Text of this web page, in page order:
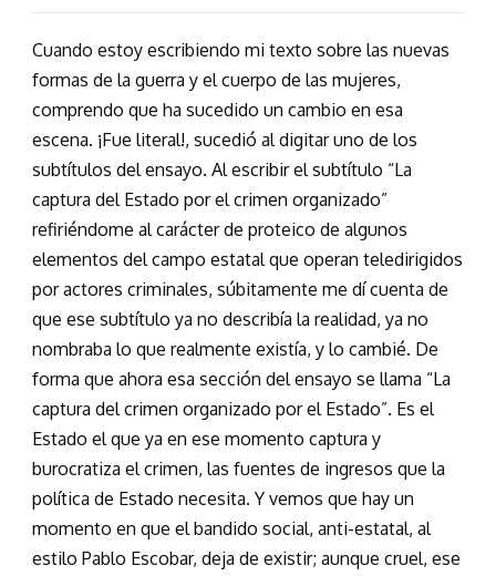
Cuando estoy escribiendo mi texto sobre las nuevas
formas de la guerra y el cuerpo de las mujeres,
comprendo que ha sucedido un cambio en esa
escena. ¡Fue literal!, sucedió al digitar uno de los
subtítulos del ensayo. Al escribir el subtítulo “La
captura del Estado por el crimen organizado”
refiriéndome al carácter de proteico de algunos
elementos del campo estatal que operan teledirigidos
por actores criminales, súbitamente me dí cuenta de
que ese subtítulo ya no describía la realidad, ya no
nombraba lo que realmente existía, y lo cambié. De
forma que ahora esa sección del ensayo se llama “La
captura del crimen organizado por el Estado”. Es el
Estado el que ya en ese momento captura y
burocratiza el crimen, las fuentes de ingresos que la
política de Estado necesita. Y vemos que hay un
momento en que el bandido social, anti-estatal, al
estilo Pablo Escobar, deja de existir; aunque cruel, ese